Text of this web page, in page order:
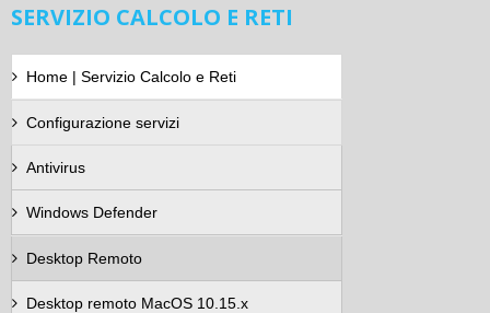
SERVIZIO CALCOLO E RETI
Home | Servizio Calcolo e Reti
Configurazione servizi
Antivirus
Windows Defender
Desktop Remoto
Desktop remoto MacOS 10.15.x